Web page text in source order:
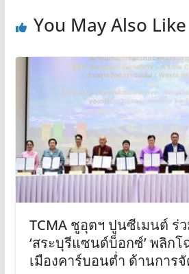
You May Also Like
TCMA ชูอุตฯ ปูนซีเมนต์ ร่
‘สระบุรีแซนด์บ็อกซ์’ พลิก
เมืองคาร์บอนต่ำ ด้านการ